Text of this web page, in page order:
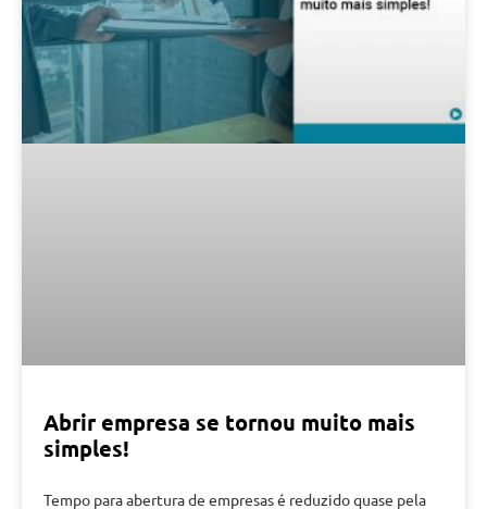
Abrir empresa se tornou muito mais
simples!
Tempo para abertura de empresas é reduzido quase pela